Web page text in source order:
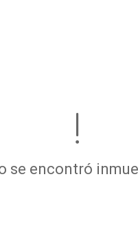
se encontró